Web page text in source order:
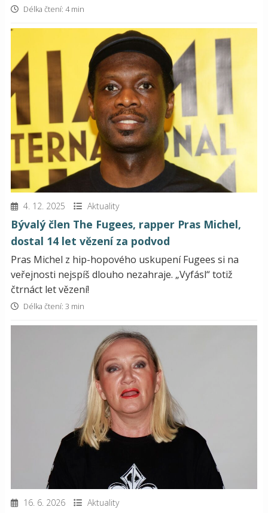
Délka čtení: 4 min
4. 12. 2025 Aktuality
Bývalý člen The Fugees, rapper Pras Michel,
dostal 14 let vězení za podvod
Pras Michel z hip-hopového uskupení Fugees si na
veřejnosti nejspíš dlouho nezahraje. „Vyfásl“ totiž
čtrnáct let vězení!
Délka čtení: 3 min
16. 6. 2026 Aktuality